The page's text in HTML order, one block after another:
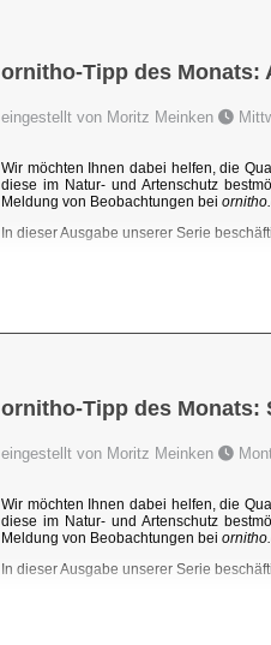
ornitho-Tipp des Monats:
eingestellt von Moritz Meinken
Wir möchten Ihnen dabei helfen, die
diese im Natur- und Artenschutz
Meldung von Beobachtungen bei
In dieser Ausgabe unserer Serie
ornitho-Tipp des Monats:
eingestellt von Moritz Meinken
Wir möchten Ihnen dabei helfen, die
diese im Natur- und Artenschutz
Meldung von Beobachtungen bei
In dieser Ausgabe unserer Serie